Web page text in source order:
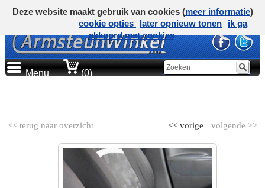
Menu (0)
<< terug naar overzicht volgende >>
<< vorige
Deze website maakt gebruik van cookies (meer informatie)
cookie opties
later opnieuw tonen
ik ga
akkoord met cookies